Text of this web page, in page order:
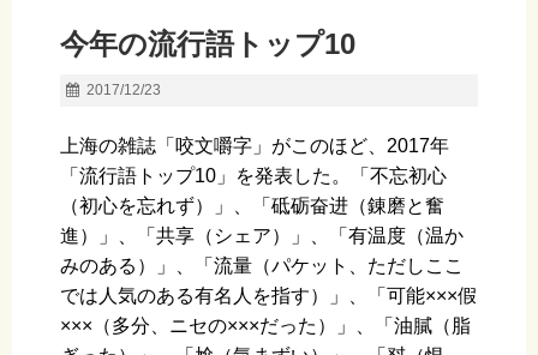
今年の流行語トップ10
2017/12/23
​上海の雑誌「咬文嚼字」がこのほど、2017年
「流行語トップ10」を発表した。「不忘初心
（初心を忘れず）」、「砥砺奋进（錬磨と奮
進）」、「共享（シェア）」、「有温度（温か
みのある）」、「流量（パケット、ただしここ
では人気のある有名人を指す）」、「可能×××假
×××（多分、ニセの×××だった）」、「油膩（脂